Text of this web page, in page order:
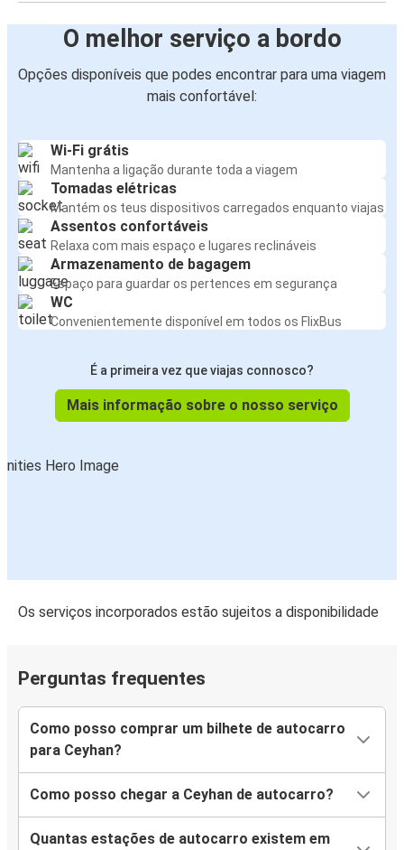
O melhor serviço a bordo
Opções disponíveis que podes encontrar para uma viagem
mais confortável:
Wi-Fi grátis
Mantenha a ligação durante toda a viagem
Tomadas elétricas
Mantém os teus dispositivos carregados enquanto viajas
Assentos confortáveis
Relaxa com mais espaço e lugares reclináveis
Armazenamento de bagagem
Espaço para guardar os pertences em segurança
WC
Convenientemente disponível em todos os FlixBus
É a primeira vez que viajas connosco?
Mais informação sobre o nosso serviço
Os serviços incorporados estão sujeitos a disponibilidade
Perguntas frequentes
Como posso comprar um bilhete de autocarro
para Ceyhan?
Como posso chegar a Ceyhan de autocarro?
Quantas estações de autocarro existem em